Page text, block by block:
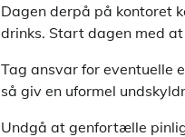
Dagen derpå på kontoret
drinks. Start dagen med
Tag ansvar for eventuelle
så giv en uformel
Undgå at genfortælle